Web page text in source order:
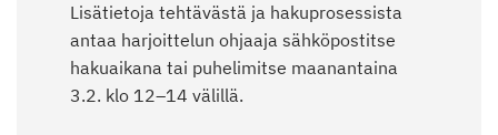
Lisätietoja tehtävästä ja hakuprosessista
antaa harjoittelun ohjaaja sähköpostitse
hakuaikana tai puhelimitse maanantaina
3.2. klo 12–14 välillä.